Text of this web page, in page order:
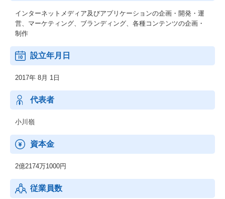
インターネットメディア及びアプリケーションの企画・開発・運
営、マーケティング、ブランディング、各種コンテンツの企画・
制作
設立年月日
2017年 8月 1日
代表者
小川嶺
資本金
2億2174万1000円
従業員数